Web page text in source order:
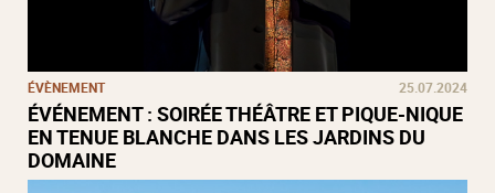
ÉVÈNEMENT 25.07.2024
ÉVÉNEMENT : SOIRÉE THÉÂTRE ET PIQUE-NIQUE
EN TENUE BLANCHE DANS LES JARDINS DU
DOMAINE